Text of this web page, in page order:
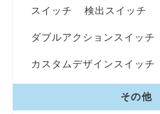
スイッチ 検出スイッチ
ダブルアクションスイッチ
カスタムデザインスイッチ
その他